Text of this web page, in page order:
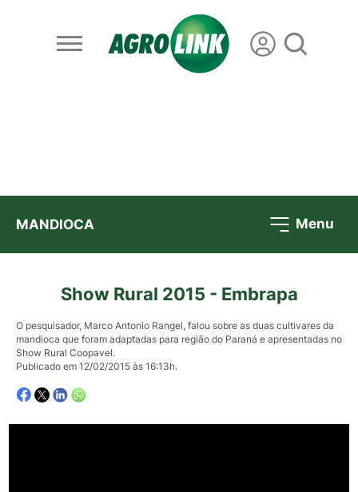
MANDIOCA Menu
Show Rural 2015 - Embrapa
O pesquisador, Marco Antonio Rangel, falou sobre as duas cultivares da
mandioca que foram adaptadas para região do Paraná e apresentadas no
Show Rural Coopavel.
Publicado em 12/02/2015 às 16:13h.